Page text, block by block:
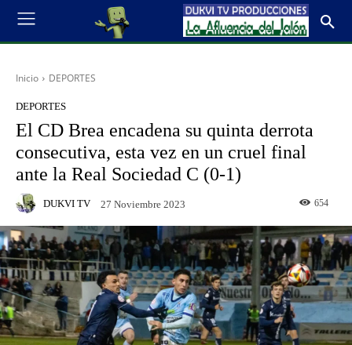
Inicio DEPORTES
DEPORTES
El CD Brea encadena su quinta derrota
consecutiva, esta vez en un cruel final
ante la Real Sociedad C (0-1)
DUKVI TV 27 Noviembre 2023 654